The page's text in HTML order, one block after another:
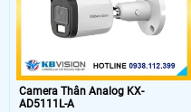
Camera Thân Analog KX-
AD5111L-A